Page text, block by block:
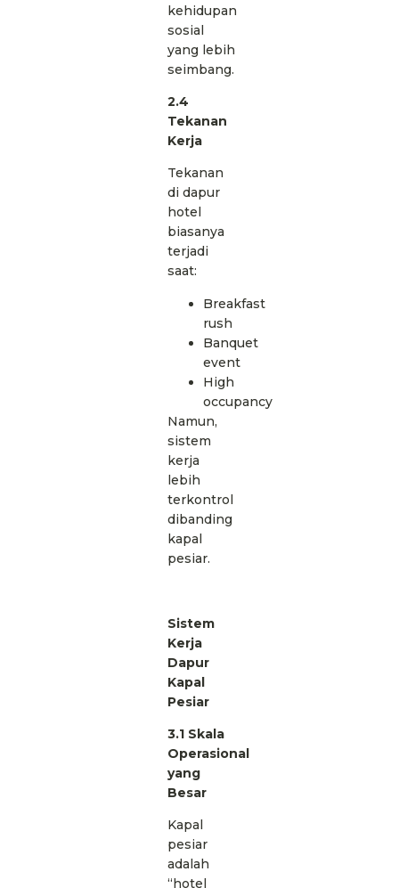
kehidupan
sosial
yang lebih
seimbang.
2.4
Tekanan
Kerja
Tekanan
di dapur
hotel
biasanya
terjadi
saat:
Breakfast
rush
Banquet
event
High
occupancy
Namun,
sistem
kerja
lebih
terkontrol
dibanding
kapal
pesiar.
Sistem
Kerja
Dapur
Kapal
Pesiar
3.1 Skala
Operasional
yang
Besar
Kapal
pesiar
adalah
“hotel